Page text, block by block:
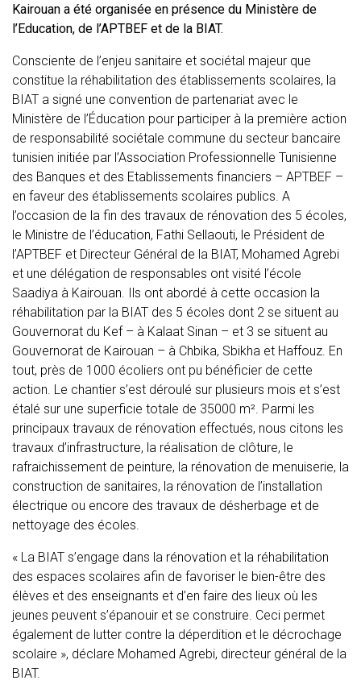
Kairouan a été organisée en présence du Ministère de
l’Education, de l’APTBEF et de la BIAT.
Consciente de l’enjeu sanitaire et sociétal majeur que
constitue la réhabilitation des établissements scolaires, la
BIAT a signé une convention de partenariat avec le
Ministère de l’Éducation pour participer à la première action
de responsabilité sociétale commune du secteur bancaire
tunisien initiée par l’Association Professionnelle Tunisienne
des Banques et des Etablissements financiers – APTBEF –
en faveur des établissements scolaires publics. A
l’occasion de la fin des travaux de rénovation des 5 écoles,
le Ministre de l’éducation, Fathi Sellaouti, le Président de
l’APTBEF et Directeur Général de la BIAT, Mohamed Agrebi
et une délégation de responsables ont visité l’école
Saadiya à Kairouan. Ils ont abordé à cette occasion la
réhabilitation par la BIAT des 5 écoles dont 2 se situent au
Gouvernorat du Kef – à Kalaat Sinan – et 3 se situent au
Gouvernorat de Kairouan – à Chbika, Sbikha et Haffouz. En
tout, près de 1000 écoliers ont pu bénéficier de cette
action. Le chantier s’est déroulé sur plusieurs mois et s’est
étalé sur une superficie totale de 35000 m². Parmi les
principaux travaux de rénovation effectués, nous citons les
travaux d’infrastructure, la réalisation de clôture, le
rafraichissement de peinture, la rénovation de menuiserie, la
construction de sanitaires, la rénovation de l’installation
électrique ou encore des travaux de désherbage et de
nettoyage des écoles.
« La BIAT s’engage dans la rénovation et la réhabilitation
des espaces scolaires afin de favoriser le bien-être des
élèves et des enseignants et d’en faire des lieux où les
jeunes peuvent s’épanouir et se construire. Ceci permet
également de lutter contre la déperdition et le décrochage
scolaire », déclare Mohamed Agrebi, directeur général de la
BIAT.